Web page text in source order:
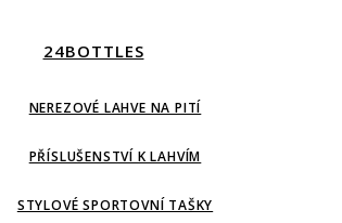
24BOTTLES
NEREZOVÉ LAHVE NA PITÍ
PŘÍSLUŠENSTVÍ K LAHVÍM
STYLOVÉ SPORTOVNÍ TAŠKY